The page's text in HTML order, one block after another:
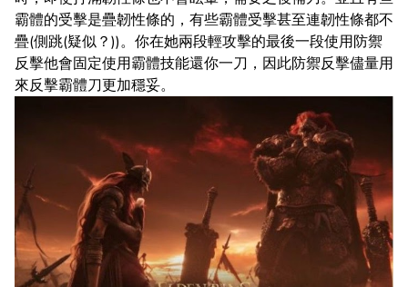
霸體的受擊是疊韌性條的，有些霸體受擊甚至連韌性條都不
疊(側跳(疑似？))。你在她兩段輕攻擊的最後一段使用防禦
反擊他會固定使用霸體技能還你一刀，因此防禦反擊儘量用
來反擊霸體刀更加穩妥。